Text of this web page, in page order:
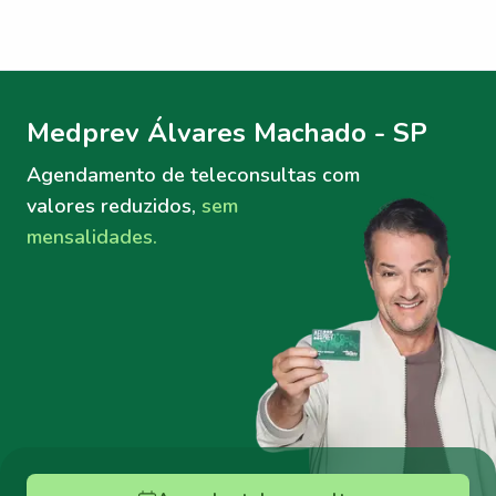
Medprev Álvares Machado - SP
Agendamento de teleconsultas com
valores reduzidos, sem
mensalidades.